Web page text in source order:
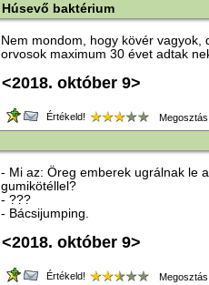
Húsevő baktérium
Nem mondom, hogy kövér
orvosok maximum 30 évet adtak
<2018. október 9>
Értékeld!
- Mi az: Öreg emberek ugrálnak le
gumikötéllel?
- ???
- Bácsijumping.
<2018. október 9>
Értékeld!